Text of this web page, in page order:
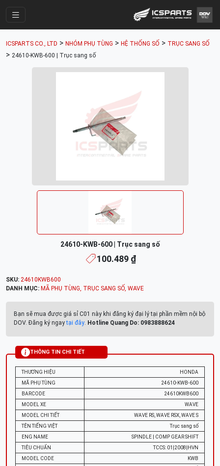
Parts Catalogue
Nhóm Phụ Tùng
Tài khoản
ICSPARTS CO., LTD > NHÓM PHỤ TÙNG > HỆ THỐNG SỐ > TRỤC SANG SỐ
> 24610-KWB-600 | Trục sang số
24610-KWB-600 | Trục sang số
100.489 ₫
SKU: 24610KWB600
DANH MỤC: MÃ PHỤ TÙNG, TRỤC SANG SỐ, WAVE
Bạn sẽ mua được giá sỉ C01 này khi đăng ký đại lý tại phần mềm nội bộ
DOV. Đăng ký ngaytại đây. Hotline Quang Do: 0983888624
THÔNG TIN CHI TIẾT
THƯƠNG HIỆU
HONDA
MÃ PHỤ TÙNG
24610-KWB-600
BARCODE
24610KWB600
MODEL XE
WAVE
MODEL CHI TIẾT
WAVE RS, WAVE RSX, WAVE S
TÊN TIẾNG VIỆT
Trục sang số
ENG NAME
SPINDLE | COMP GEAR SHIFT
TIÊU CHUẨN
TCCS: 01|2008|HVN
MODEL CODE
KWB